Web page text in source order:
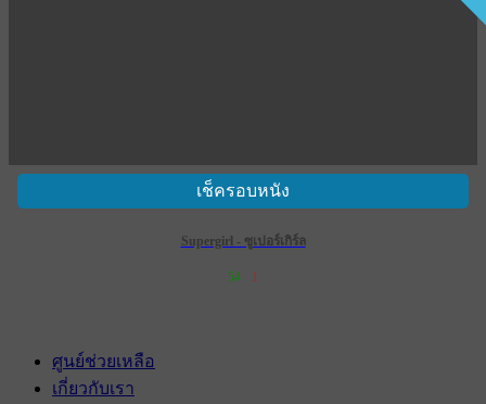
เช็ครอบหนัง
Supergirl - ซูเปอร์เกิร์ล
54 1
ศูนย์ช่วยเหลือ
เกี่ยวกับเรา